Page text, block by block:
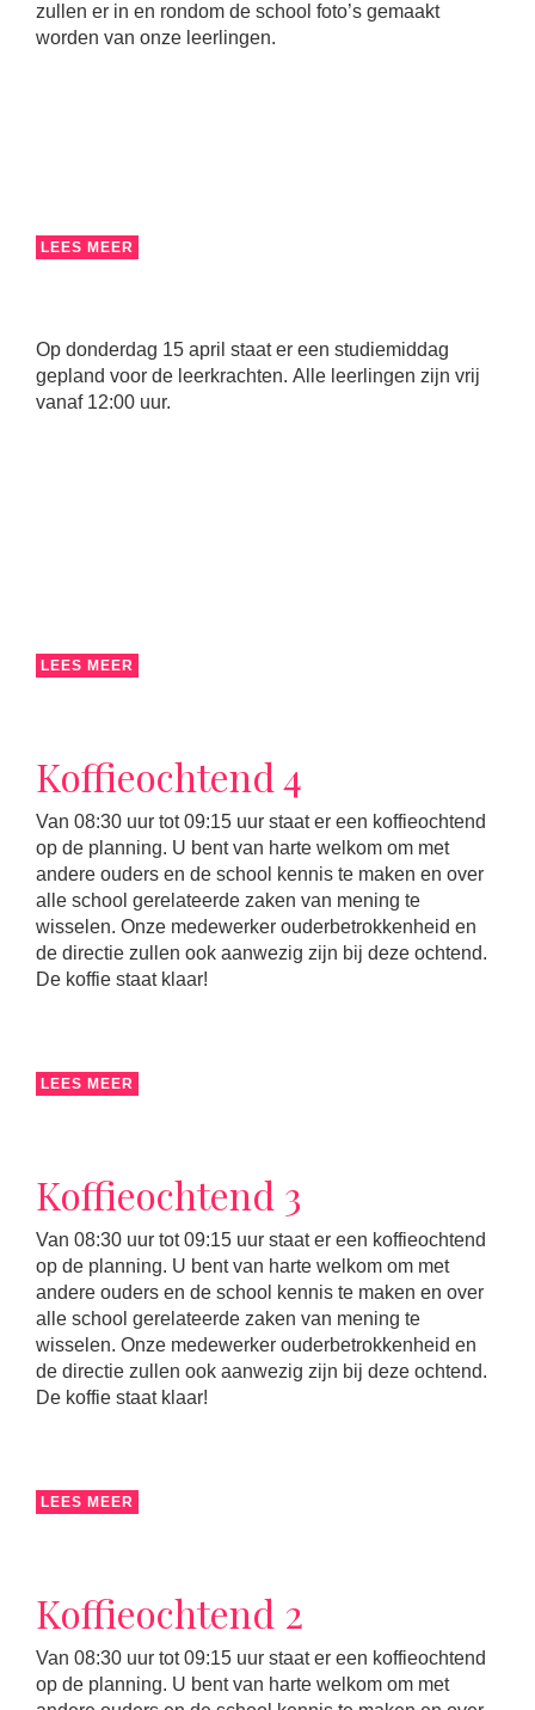
zullen er in en rondom de school foto’s gemaakt
worden van onze leerlingen.
LEES MEER
Op donderdag 15 april staat er een studiemiddag
gepland voor de leerkrachten. Alle leerlingen zijn vrij
vanaf 12:00 uur.
LEES MEER
Koffieochtend 4
Van 08:30 uur tot 09:15 uur staat er een koffieochtend
op de planning. U bent van harte welkom om met
andere ouders en de school kennis te maken en over
alle school gerelateerde zaken van mening te
wisselen. Onze medewerker ouderbetrokkenheid en
de directie zullen ook aanwezig zijn bij deze ochtend.
De koffie staat klaar!
LEES MEER
Koffieochtend 3
Van 08:30 uur tot 09:15 uur staat er een koffieochtend
op de planning. U bent van harte welkom om met
andere ouders en de school kennis te maken en over
alle school gerelateerde zaken van mening te
wisselen. Onze medewerker ouderbetrokkenheid en
de directie zullen ook aanwezig zijn bij deze ochtend.
De koffie staat klaar!
LEES MEER
Koffieochtend 2
Van 08:30 uur tot 09:15 uur staat er een koffieochtend
op de planning. U bent van harte welkom om met